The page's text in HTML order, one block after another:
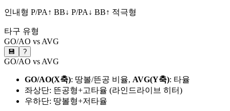
인내형 P/PA↑ BB↓ P/PA↓ BB↑ 적극형
타구 유형
GO/AO vs AVG
💾 ?
GO/AO vs AVG
GO/AO(X축): 땅볼/뜬공 비율, AVG(Y축): 타율
좌상단: 뜬공형+고타율 (라인드라이브 히터)
우하단: 땅볼형+저타율